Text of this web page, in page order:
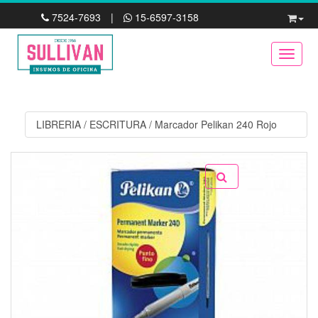
7524-7693 | 15-6597-3158
LIBRERIA / ESCRITURA / Marcador Pelikan 240 Rojo